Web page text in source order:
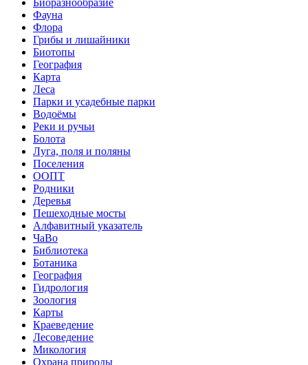
Фауна
Флора
Грибы и лишайники
Биотопы
География
Карта
Леса
Парки и усадебные парки
Водоёмы
Реки и ручьи
Болота
Луга, поля и поляны
Поселения
ООПТ
Родники
Деревья
Пешеходные мосты
Алфавитный указатель
ЧаВо
Библиотека
Ботаника
География
Гидрология
Зоология
Карты
Краеведение
Лесоведение
Микология
Охрана природы